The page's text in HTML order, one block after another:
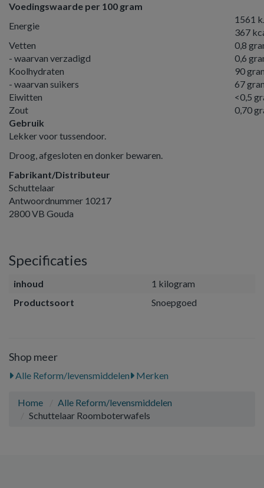
Voedingswaarde per 100 gram
Energie
1561
367
Vetten
0,8
- waarvan verzadigd
0,6
Koolhydraten
90
- waarvan suikers
67
Eiwitten
<0,5
Zout
0,70
Gebruik
Lekker voor tussendoor.
Droog, afgesloten en donker bewaren.
Fabrikant/Distributeur
Schuttelaar
Antwoordnummer 10217
2800 VB Gouda
Specificaties
inhoud
1 kilogram
Productsoort
Snoepgoed
Shop meer
Alle Reform/levensmiddelen Merken
Home
Alle Reform/levensmiddelen
Schuttelaar Roomboterwafels